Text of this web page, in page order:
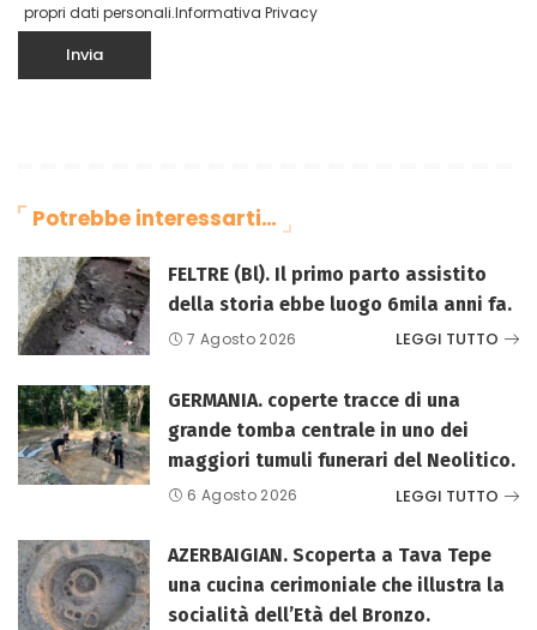
propri dati personali.Informativa Privacy
Potrebbe interessarti…
FELTRE (Bl). Il primo parto assistito
della storia ebbe luogo 6mila anni fa.
7 Agosto 2026 LEGGI TUTTO
GERMANIA. coperte tracce di una
grande tomba centrale in uno dei
maggiori tumuli funerari del Neolitico.
6 Agosto 2026 LEGGI TUTTO
AZERBAIGIAN. Scoperta a Tava Tepe
una cucina cerimoniale che illustra la
socialità dell’Età del Bronzo.